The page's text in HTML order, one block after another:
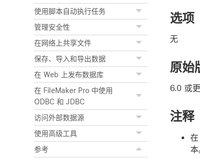
使用脚本自动执行任务
管理安全性
在网络上共享文件
保存、导入和导出数据
在 Web 上发布数据库
在 FileMaker Pro 中使用
ODBC 和 JDBC
访问外部数据源
使用高级工具
参考
选项
无
原始
6.0 或
注释
本